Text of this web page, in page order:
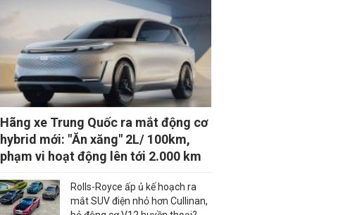
Hãng xe Trung Quốc ra mắt động cơ
hybrid mới: "Ăn xăng" 2L/ 100km,
phạm vi hoạt động lên tới 2.000 km
Rolls-Royce ấp ủ kế hoạch ra
mắt SUV điện nhỏ hơn Cullinan,